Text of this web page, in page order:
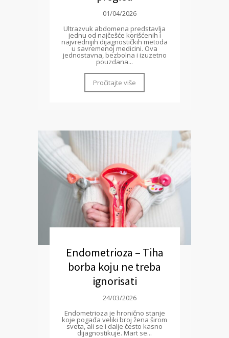
01/04/2026
Ultrazvuk abdomena predstavlja
jednu od najčešće korišćenih i
najvrednijih dijagnostičkih metoda
u savremenoj medicini. Ova
jednostavna, bezbolna i izuzetno
pouzdana...
Pročitajte više
Endometrioza – Tiha
borba koju ne treba
ignorisati
24/03/2026
Endometrioza je hronično stanje
koje pogađa veliki broj žena širom
sveta, ali se i dalje često kasno
dijagnostikuje. Mart se...